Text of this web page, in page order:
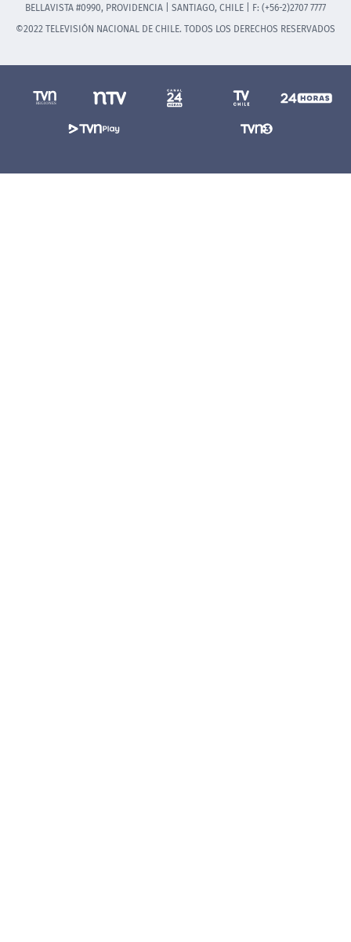
BELLAVISTA #0990, PROVIDENCIA | SANTIAGO, CHILE | F: (+56-2)2707 7777
©2022 TELEVISIÓN NACIONAL DE CHILE. TODOS LOS DERECHOS RESERVADOS